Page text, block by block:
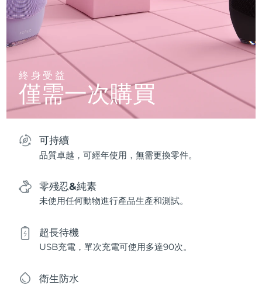
終身受益
僅需一次購買
可持續
品質卓越，可經年使用，無需更換零件。
零殘忍&純素
未使用任何動物進行產品生產和測試。
超長待機
USB充電，單次充電可使用多達90次。
衛生防水